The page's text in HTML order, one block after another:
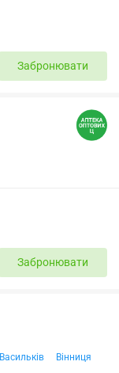
Забронювати
Забронювати
Васильків
Вінниця